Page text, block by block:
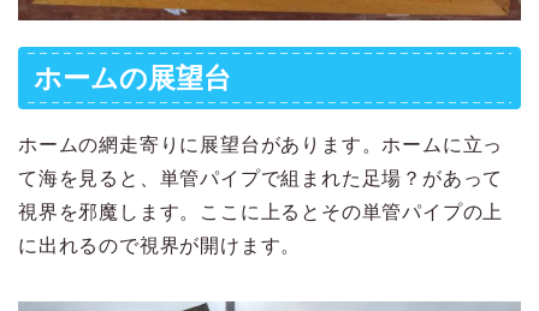
ホームの展望台
ホームの網走寄りに展望台があります。ホームに立っ
て海を見ると、単管パイプで組まれた足場？があって
視界を邪魔します。ここに上るとその単管パイプの上
に出れるので視界が開けます。